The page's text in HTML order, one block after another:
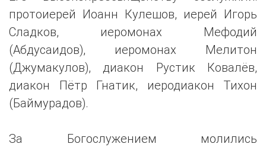
протоиерей Иоанн Кулешов, иерей Игорь
Сладков, иеромонах Мефодий
(Абдусаидов), иеромонах Мелитон
(Джумакулов), диакон Рустик Ковалёв,
диакон Пётр Гнатик, иеродиакон Тихон
(Баймурадов).
За Богослужением молились